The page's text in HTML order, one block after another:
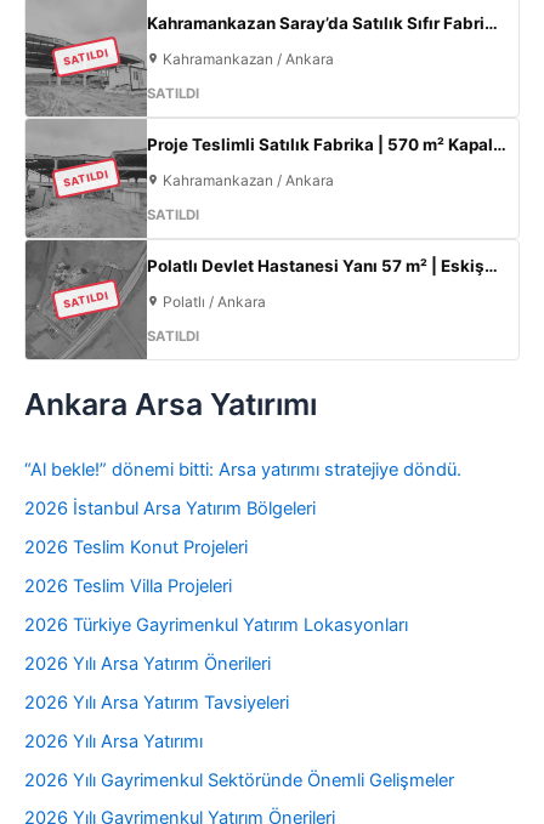
SATILDI
Kahramankazan Saray’da Satılık Sıfır Fabrika | 11 m Tavan | 200 KW
Kahramankazan / Ankara
SATILDI
SATILDI
Proje Teslimli Satılık Fabrika | 570 m² Kapalı Alan + 450 m² Açık Alan | 100 KW Enerji | Saray Kahramankazan
Kahramankazan / Ankara
SATILDI
SATILDI
Polatlı Devlet Hastanesi Yanı 57 m² | Eskişehir Yolu Cepheli | Ticari+Konut İmarlı Arsa
Polatlı / Ankara
SATILDI
Ankara Arsa Yatırımı
“Al bekle!” dönemi bitti: Arsa yatırımı stratejiye döndü.
2026 İstanbul Arsa Yatırım Bölgeleri
2026 Teslim Konut Projeleri
2026 Teslim Villa Projeleri
2026 Türkiye Gayrimenkul Yatırım Lokasyonları
2026 Yılı Arsa Yatırım Önerileri
2026 Yılı Arsa Yatırım Tavsiyeleri
2026 Yılı Arsa Yatırımı
2026 Yılı Gayrimenkul Sektöründe Önemli Gelişmeler
2026 Yılı Gayrimenkul Yatırım Önerileri